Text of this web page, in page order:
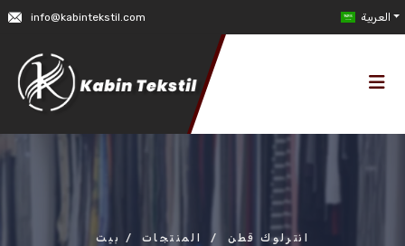
info@kabintekstil.com العربية
بيت / المنتجات / انترلوك قطن